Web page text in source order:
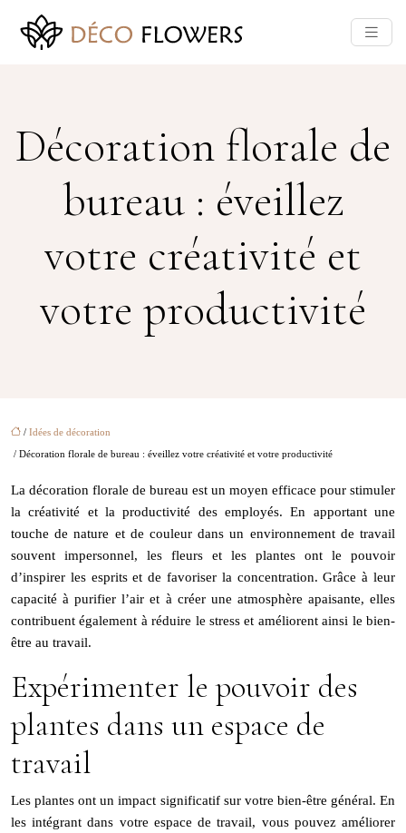
Décoration florale de
bureau : éveillez
votre créativité et
votre productivité
/ Idées de décoration
/ Décoration florale de bureau : éveillez votre créativité et votre productivité
La décoration florale de bureau est un moyen efficace pour stimuler
la créativité et la productivité des employés. En apportant une
touche de nature et de couleur dans un environnement de travail
souvent impersonnel, les fleurs et les plantes ont le pouvoir
d’inspirer les esprits et de favoriser la concentration. Grâce à leur
capacité à purifier l’air et à créer une atmosphère apaisante, elles
contribuent également à réduire le stress et améliorent ainsi le bien-
être au travail.
Expérimenter le pouvoir des
plantes dans un espace de
travail
Les plantes ont un impact significatif sur votre bien-être général. En
les intégrant dans votre espace de travail, vous pouvez améliorer